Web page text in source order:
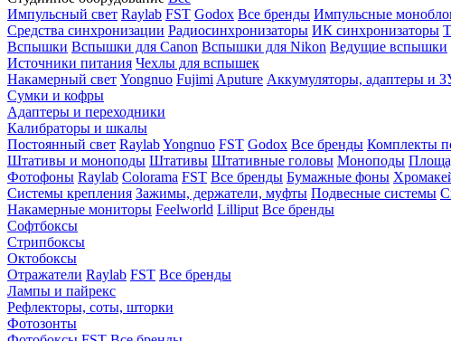
Импульсный свет Raylab FST Godox Все бренды Импульсные
Средства синхронизации Радиосинхронизаторы ИК синхронизаторы
Вспышки Вспышки для Canon Вспышки для Nikon Ведущие вспышки
Источники питания Чехлы для вспышек
Накамерный свет Yongnuo Fujimi Aputure Аккумуляторы, адаптеры и
Сумки и кофры
Адаптеры и переходники
Калибраторы и шкалы
Постоянный свет RaylabYongnuo FST Godox Все бренды Комплекты
Штативы и моноподы Штативы Штативные головы Моноподы
Фотофоны Raylab Colorama FST Все бренды Бумажные фоны
Системы крепления Зажимы, держатели, муфты Подвесные системы
Накамерные мониторы Feelworld Lilliput Все бренды
Софтбоксы
Стрипбоксы
Октобоксы
Отражатели Raylab FST Все бренды
Лампы и пайрекс
Рефлекторы, соты, шторки
Фотозонты